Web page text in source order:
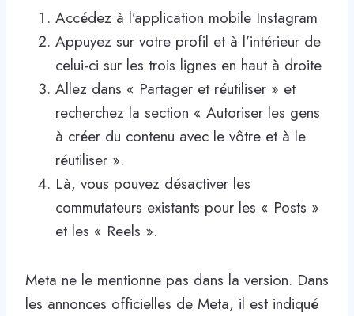
Accédez à l’application mobile Instagram
Appuyez sur votre profil et à l’intérieur de
celui-ci sur les trois lignes en haut à droite
Allez dans « Partager et réutiliser » et
recherchez la section « Autoriser les gens
à créer du contenu avec le vôtre et à le
réutiliser ».
Là, vous pouvez désactiver les
commutateurs existants pour les « Posts »
et les « Reels ».
Meta ne le mentionne pas dans la version. Dans
les annonces officielles de Meta, il est indiqué